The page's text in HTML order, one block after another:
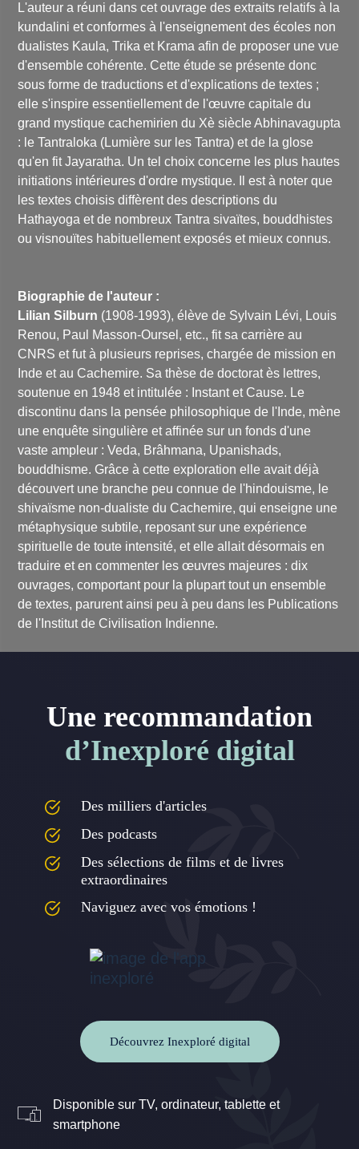
L'auteur a réuni dans cet ouvrage des extraits relatifs à la
kundalini et conformes à l'enseignement des écoles non
dualistes Kaula, Trika et Krama afin de proposer une vue
d'ensemble cohérente. Cette étude se présente donc
sous forme de traductions et d'explications de textes ;
elle s'inspire essentiellement de l'œuvre capitale du
grand mystique cachemirien du Xè siècle Abhinavagupta
: le Tantraloka (Lumière sur les Tantra) et de la glose
qu'en fit Jayaratha. Un tel choix concerne les plus hautes
initiations intérieures d'ordre mystique. Il est à noter que
les textes choisis diffèrent des descriptions du
Hathayoga et de nombreux Tantra sivaïtes, bouddhistes
ou visnouïtes habituellement exposés et mieux connus.
Biographie de l'auteur :
Lilian Silburn (1908-1993), élève de Sylvain Lévi, Louis
Renou, Paul Masson-Oursel, etc., fit sa carrière au
CNRS et fut à plusieurs reprises, chargée de mission en
Inde et au Cachemire. Sa thèse de doctorat ès lettres,
soutenue en 1948 et intitulée : Instant et Cause. Le
discontinu dans la pensée philosophique de l'Inde, mène
une enquête singulière et affinée sur un fonds d'une
vaste ampleur : Veda, Brâhmana, Upanishads,
bouddhisme. Grâce à cette exploration elle avait déjà
découvert une branche peu connue de l'hindouisme, le
shivaïsme non-dualiste du Cachemire, qui enseigne une
métaphysique subtile, reposant sur une expérience
spirituelle de toute intensité, et elle allait désormais en
traduire et en commenter les œuvres majeures : dix
ouvrages, comportant pour la plupart tout un ensemble
de textes, parurent ainsi peu à peu dans les Publications
de l'Institut de Civilisation Indienne.
Une recommandation
d’Inexploré digital
Des milliers d'articles
Des podcasts
Des sélections de films et de livres
extraordinaires
Naviguez avec vos émotions !
Découvrez Inexploré digital
Disponible sur TV, ordinateur, tablette et
smartphone